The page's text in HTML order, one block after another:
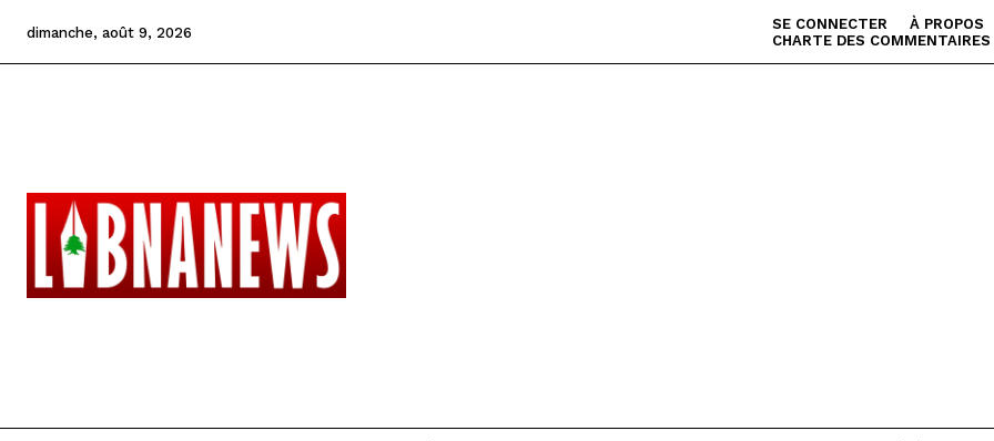
dimanche, août 9, 2026 SE CONNECTER
À PROPOS
CHARTE DES COMMENTAIRES